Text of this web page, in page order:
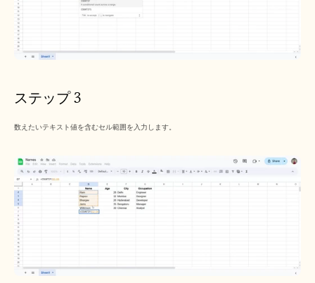
ステップ 3
数えたいテキスト値を含むセル範囲を入力します。